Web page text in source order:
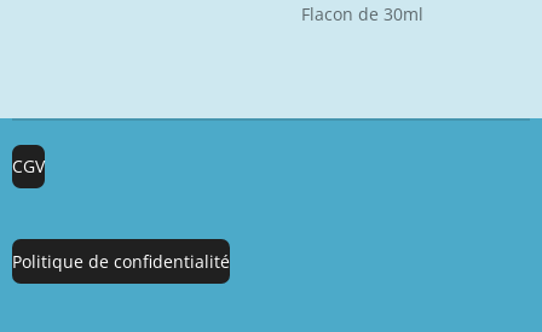
Flacon de 30ml
CGV
Politique de confidentialité